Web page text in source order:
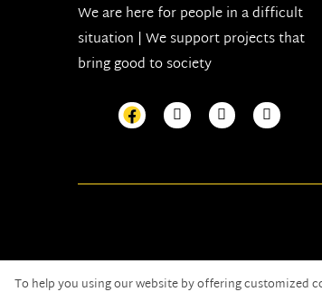
We are here for people in a difficult
situation | We support projects that
bring good to society
To help you using our website by offering customized